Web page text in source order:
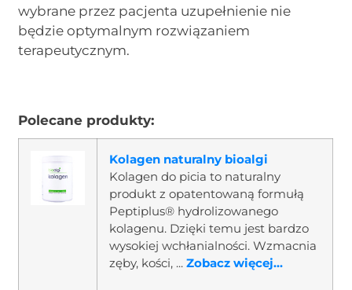
wybrane przez pacjenta uzupełnienie nie
będzie optymalnym rozwiązaniem
terapeutycznym.
Polecane produkty:
Kolagen naturalny bioalgi
Kolagen do picia to naturalny
produkt z opatentowaną formułą
Peptiplus® hydrolizowanego
kolagenu. Dzięki temu jest bardzo
wysokiej wchłanialności. Wzmacnia
zęby, kości, ...Zobacz więcej...